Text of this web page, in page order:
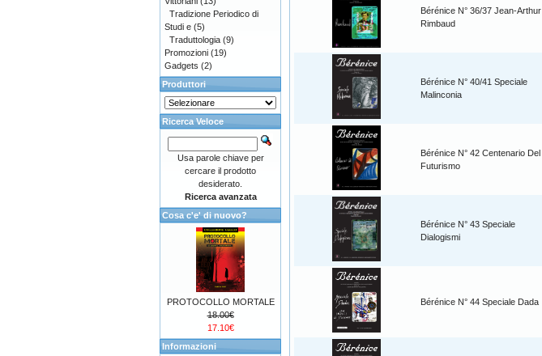
Bérénice N° 36/37 Jean-Arthur
Rimbaud
Bérénice N° 40/41 Speciale
Malinconia
Bérénice N° 42 Centenario Del
Futurismo
Bérénice N° 43 Speciale
Dialogismi
Bérénice N° 44 Speciale Dada
Tradizione Periodico di
Studi e (5)
Traduttologia (9)
Promozioni (19)
Gadgets (2)
Produttori
Ricerca Veloce
Usa parole chiave per
cercare il prodotto
desiderato.
Ricerca avanzata
Cosa c'e' di nuovo?
PROTOCOLLO MORTALE
18.00€
17.10€
Informazioni